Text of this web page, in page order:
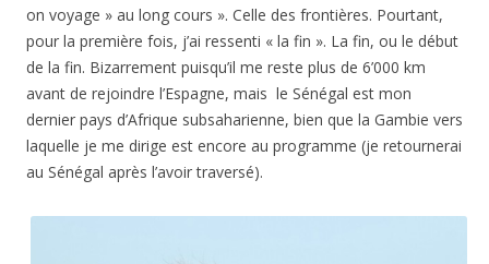
on voyage » au long cours ». Celle des frontières. Pourtant,
pour la première fois, j’ai ressenti « la fin ». La fin, ou le début
de la fin. Bizarrement puisqu’il me reste plus de 6’000 km
avant de rejoindre l’Espagne, mais le Sénégal est mon
dernier pays d’Afrique subsaharienne, bien que la Gambie vers
laquelle je me dirige est encore au programme (je retournerai
au Sénégal après l’avoir traversé).